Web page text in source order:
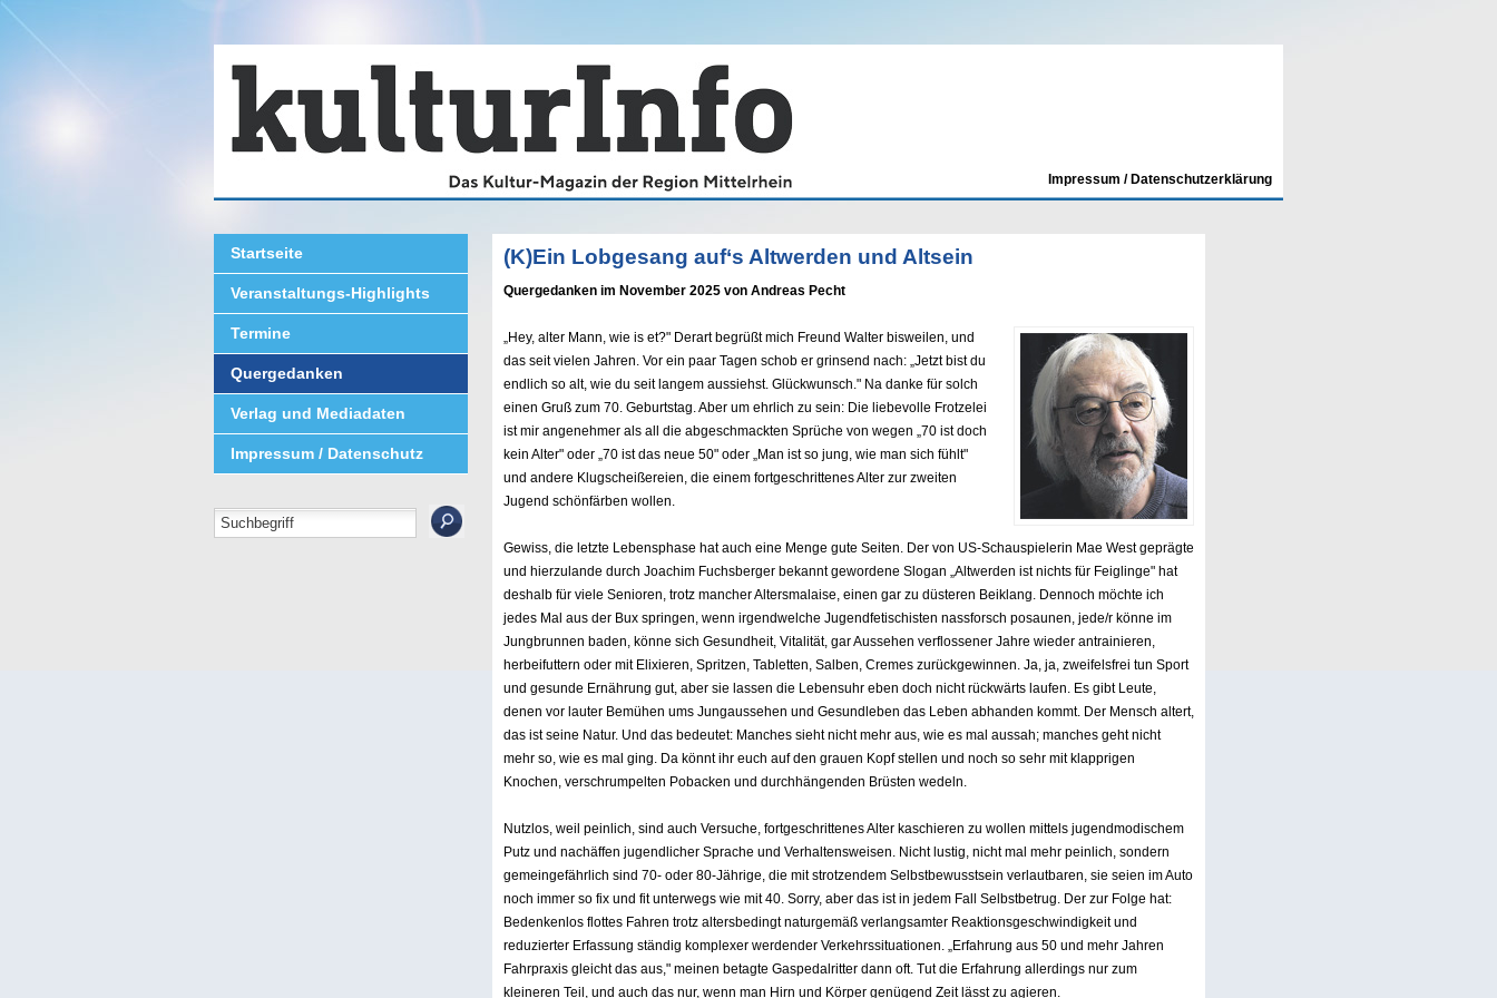
Impressum / Datenschutzerklärung
Startseite
Veranstaltungs-Highlights
Termine
Quergedanken
Verlag und Mediadaten
Impressum / Datenschutz
(K)Ein Lobgesang auf‘s Altwerden und Altsein
Quergedanken im November 2025 von Andreas Pecht
„Hey, alter Mann, wie is et?" Derart begrüßt mich Freund Walter bisweilen, und
das seit vielen Jahren. Vor ein paar Tagen schob er grinsend nach: „Jetzt bist du
endlich so alt, wie du seit langem aussiehst. Glückwunsch." Na danke für solch
einen Gruß zum 70. Geburtstag. Aber um ehrlich zu sein: Die liebevolle Frotzelei
ist mir angenehmer als all die abgeschmackten Sprüche von wegen „70 ist doch
kein Alter" oder „70 ist das neue 50" oder „Man ist so jung, wie man sich fühlt"
und andere Klugscheißereien, die einem fortgeschrittenes Alter zur zweiten
Jugend schönfärben wollen.
Gewiss, die letzte Lebensphase hat auch eine Menge gute Seiten. Der von US-Schauspielerin Mae West geprägte
und hierzulande durch Joachim Fuchsberger bekannt gewordene Slogan „Altwerden ist nichts für Feiglinge" hat
deshalb für viele Senioren, trotz mancher Altersmalaise, einen gar zu düsteren Beiklang. Dennoch möchte ich
jedes Mal aus der Bux springen, wenn irgendwelche Jugendfetischisten nassforsch posaunen, jede/r könne im
Jungbrunnen baden, könne sich Gesundheit, Vitalität, gar Aussehen verflossener Jahre wieder antrainieren,
herbeifuttern oder mit Elixieren, Spritzen, Tabletten, Salben, Cremes zurückgewinnen. Ja, ja, zweifelsfrei tun Sport
und gesunde Ernährung gut, aber sie lassen die Lebensuhr eben doch nicht rückwärts laufen. Es gibt Leute,
denen vor lauter Bemühen ums Jungaussehen und Gesundleben das Leben abhanden kommt. Der Mensch altert,
das ist seine Natur. Und das bedeutet: Manches sieht nicht mehr aus, wie es mal aussah; manches geht nicht
mehr so, wie es mal ging. Da könnt ihr euch auf den grauen Kopf stellen und noch so sehr mit klapprigen
Knochen, verschrumpelten Pobacken und durchhängenden Brüsten wedeln.
Nutzlos, weil peinlich, sind auch Versuche, fortgeschrittenes Alter kaschieren zu wollen mittels jugendmodischem
Putz und nachäffen jugendlicher Sprache und Verhaltensweisen. Nicht lustig, nicht mal mehr peinlich, sondern
gemeingefährlich sind 70- oder 80-Jährige, die mit strotzendem Selbstbewusstsein verlautbaren, sie seien im Auto
noch immer so fix und fit unterwegs wie mit 40. Sorry, aber das ist in jedem Fall Selbstbetrug. Der zur Folge hat:
Bedenkenlos flottes Fahren trotz altersbedingt naturgemäß verlangsamter Reaktionsgeschwindigkeit und
reduzierter Erfassung ständig komplexer werdender Verkehrssituationen. „Erfahrung aus 50 und mehr Jahren
Fahrpraxis gleicht das aus," meinen betagte Gaspedalritter dann oft. Tut die Erfahrung allerdings nur zum
kleineren Teil, und auch das nur, wenn man Hirn und Körper genügend Zeit lässt zu agieren.